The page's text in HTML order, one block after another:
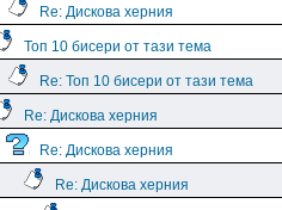
Re: Дискова херния
Топ 10 бисери от тази тема
Re: Топ 10 бисери от тази тема
Re: Дискова херния
Re: Дискова херния
Re: Дискова херния